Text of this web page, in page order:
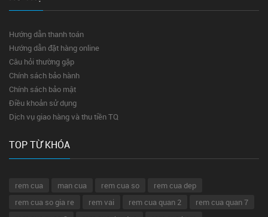
Hướng dẫn thanh toán
Hướng dẫn đặt hàng online
Câu hỏi thường gặp
Chính sách bảo hành
Chính sách bảo mật
Điều khoản sử dụng
Dịch vụ giao hàng và thu tiền TQ
TOP TỪ KHÓA
rem cua man cua rem cua so
rem cua dep
rem cua so gia re
rem vai rem cua quan 2
rem cua quan 7